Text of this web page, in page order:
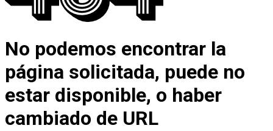
No podemos encontrar la
página solicitada, puede no
estar disponible, o haber
cambiado de URL